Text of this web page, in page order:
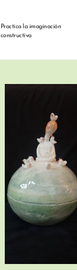
Practica la imaginación
constructiva